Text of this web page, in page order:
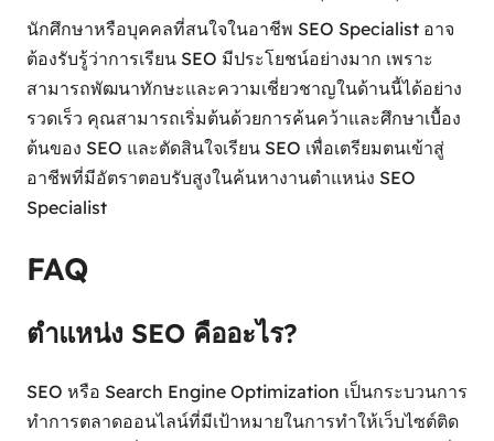
นักศึกษาหรือบุคคลที่สนใจในอาชีพ SEO Specialist อาจ
ต้องรับรู้ว่าการเรียน SEO มีประโยชน์อย่างมาก เพราะ
สามารถพัฒนาทักษะและความเชี่ยวชาญในด้านนี้ได้อย่าง
รวดเร็ว คุณสามารถเริ่มต้นด้วยการค้นคว้าและศึกษาเบื้อง
ต้นของ SEO และตัดสินใจเรียน SEO เพื่อเตรียมตนเข้าสู่
อาชีพที่มีอัตราตอบรับสูงในค้นหางานตำแหน่ง SEO
Specialist
FAQ
ตำแหน่ง SEO คืออะไร?
SEO หรือ Search Engine Optimization เป็นกระบวนการ
ทำการตลาดออนไลน์ที่มีเป้าหมายในการทำให้เว็บไซต์ติด